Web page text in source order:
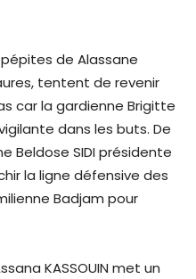
de Alassane
tentent de revenir
car la gardienne Brigitte
dans les buts. De
Beldose SIDI présidente
la ligne défensive des
Badjam pour
KASSOUIN met un